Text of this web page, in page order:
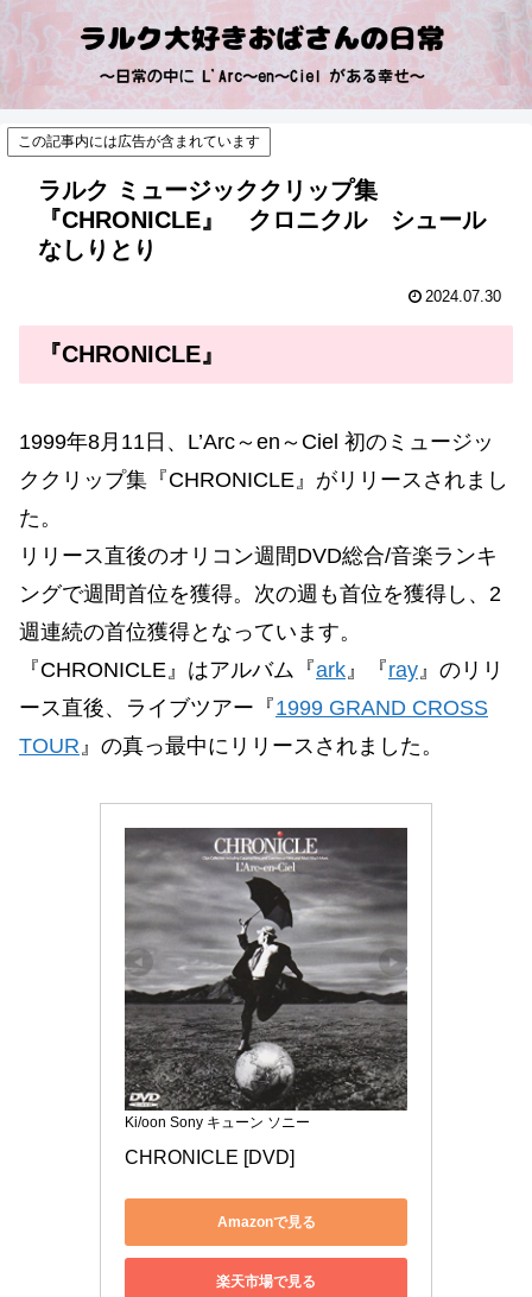
この記事内には広告が含まれています
ラルク ミュージッククリップ集
『CHRONICLE』 クロニクル シュール
なしりとり
2024.07.30
『CHRONICLE』
1999年8月11日、L’Arc～en～Ciel 初のミュージッ
ククリップ集『CHRONICLE』がリリースされまし
た。
リリース直後のオリコン週間DVD総合/音楽ランキ
ングで週間首位を獲得。次の週も首位を獲得し、2
週連続の首位獲得となっています。
『CHRONICLE』はアルバム『ark 』『ray 』のリリ
ース直後、ライブツアー『1999 GRAND CROSS
TOUR 』の真っ最中にリリースされました。
Ki/oon Sony キューン ソニー
CHRONICLE [DVD]
Amazonで見る
楽天市場で見る